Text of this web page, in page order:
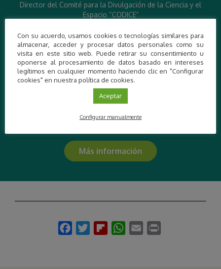
Director del Comité para la Divulgación de la Ciencia y el
Espacio “CODICE”
Astronáutico de Rota “AR”
Promotor de Turismo Científico Nacional por la “Fundación
Descubre”
Miembro del Comité, Red de Española de Planetología y
Astrobiología “REDESPA”
Miembro de la Asociación Española de Derecho
Aeronáutico y Espacial “AEDAE”
Teléf.: 630.407.896
E-mail: gapweb@hotmail.com
E-mail: codicedivulgacion@gmail.com
Más información
Con su acuerdo, usamos cookies o tecnologías similares para
almacenar, acceder y procesar datos personales como su
visita en este sitio web. Puede retirar su consentimiento u
oponerse al procesamiento de datos basado en intereses
legítimos en cualquier momento haciendo clic en "Configurar
cookies" en nuestra política de cookies.
Aceptar
Configurar manualmente